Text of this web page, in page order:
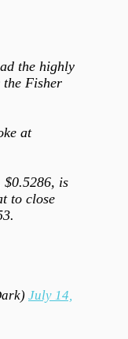
the highly
Fisher
at
is
to close
July 14,